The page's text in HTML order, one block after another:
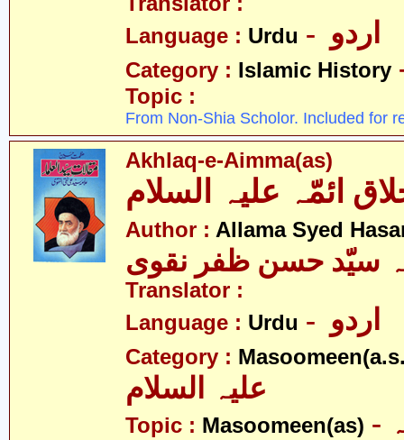
Language : Urdu
Category : Islamic History
Topic :
From Non-Shia Scholor. Included for
Akhlaq-e-Aimma(as)
Author : Allama Syed
سیّد حسن ظفر نقوی
Translator :
Language : Urdu
Category :
Topic : Masoomeen(as) - معصومین علیہ